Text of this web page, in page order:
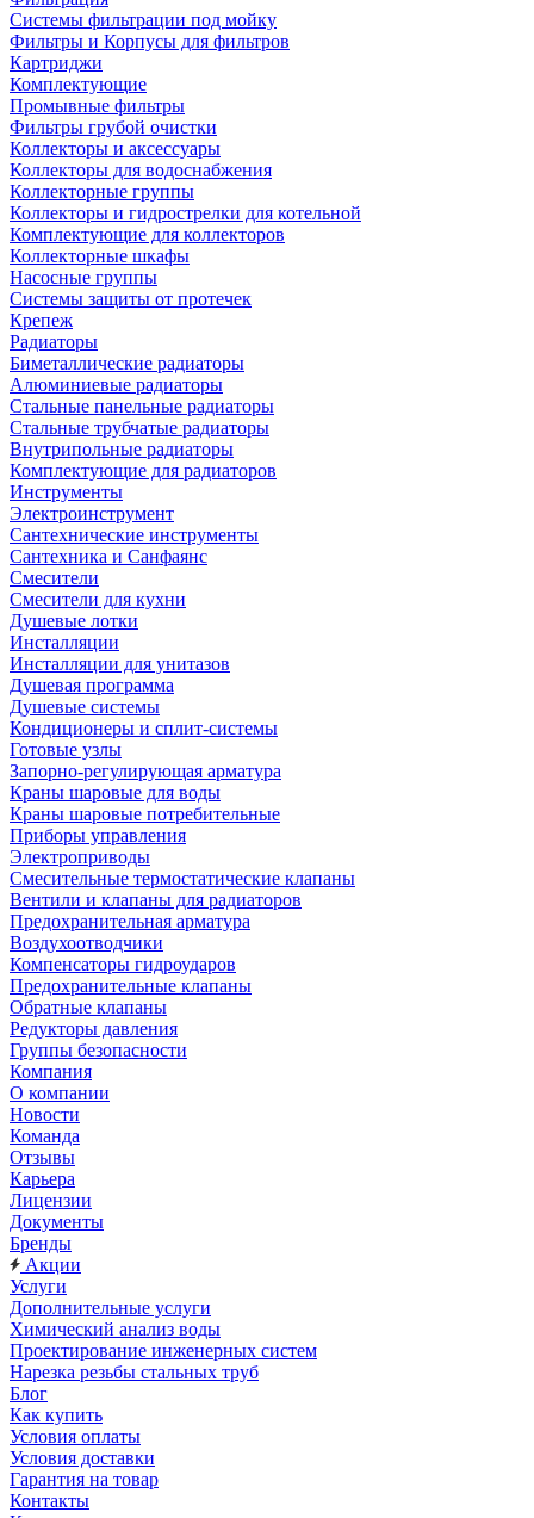
Системы фильтрации под мойку
Фильтры и Корпусы для фильтров
Картриджи
Комплектующие
Промывные фильтры
Фильтры грубой очистки
Коллекторы и аксессуары
Коллекторы для водоснабжения
Коллекторные группы
Коллекторы и гидрострелки для котельной
Комплектующие для коллекторов
Коллекторные шкафы
Насосные группы
Системы защиты от протечек
Крепеж
Радиаторы
Биметаллические радиаторы
Алюминиевые радиаторы
Стальные панельные радиаторы
Стальные трубчатые радиаторы
Внутрипольные радиаторы
Комплектующие для радиаторов
Инструменты
Электроинструмент
Сантехнические инструменты
Сантехника и Санфаянс
Смесители
Смесители для кухни
Душевые лотки
Инсталляции
Инсталляции для унитазов
Душевая программа
Душевые системы
Кондиционеры и сплит-системы
Готовые узлы
Запорно-регулирующая арматура
Краны шаровые для воды
Краны шаровые потребительные
Приборы управления
Электроприводы
Смесительные термостатические клапаны
Вентили и клапаны для радиаторов
Предохранительная арматура
Воздухоотводчики
Компенсаторы гидроударов
Предохранительные клапаны
Обратные клапаны
Редукторы давления
Группы безопасности
Компания
О компании
Новости
Команда
Отзывы
Карьера
Лицензии
Документы
Бренды
Акции
Услуги
Дополнительные услуги
Химический анализ воды
Проектирование инженерных систем
Нарезка резьбы стальных труб
Блог
Как купить
Условия оплаты
Условия доставки
Гарантия на товар
Контакты